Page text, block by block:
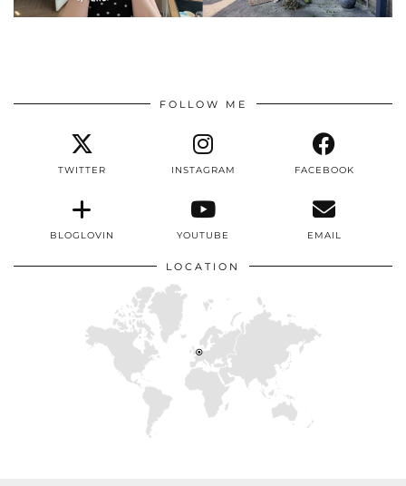
FOLLOW ME
TWITTER INSTAGRAM FACEBOOK
BLOGLOVIN YOUTUBE EMAIL
LOCATION